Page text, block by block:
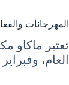
المهرجانات
تعتبر ماكاو
العام،